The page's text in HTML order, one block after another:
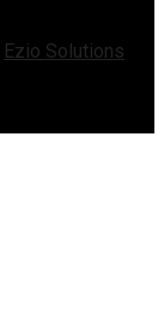
Ezio Solutions